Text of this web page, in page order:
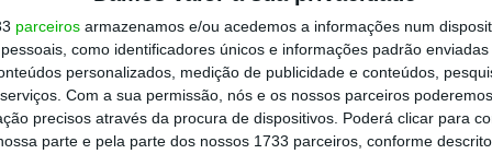
parceiros armazenamos e/ou acedemos a informações num
como identificadores únicos e informações padrão
personalizados, medição de publicidade e conteúdos,
Com a sua permissão, nós e os nossos parceiros
precisos através da procura de dispositivos. Poderá clicar para
parte e pela parte dos nossos 1733 parceiros, conforme
tenham tomado contacto
2021 e 2022 serão anos em que será
abrupto, desafiar e afinar estes novos
de ajuda especializada.